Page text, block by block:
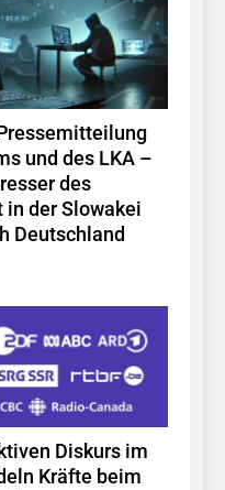
und des LKA –
des
der Slowakei
Deutschland
Diskurs im
Kräfte beim